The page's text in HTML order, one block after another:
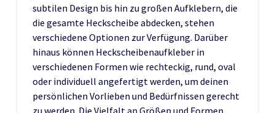
subtilen Design bis hin zu großen Aufklebern, die
die gesamte Heckscheibe abdecken, stehen
verschiedene Optionen zur Verfügung. Darüber
hinaus können Heckscheibenaufkleber in
verschiedenen Formen wie rechteckig, rund, oval
oder individuell angefertigt werden, um deinen
persönlichen Vorlieben und Bedürfnissen gerecht
zu werden. Die Vielfalt an Größen und Formen